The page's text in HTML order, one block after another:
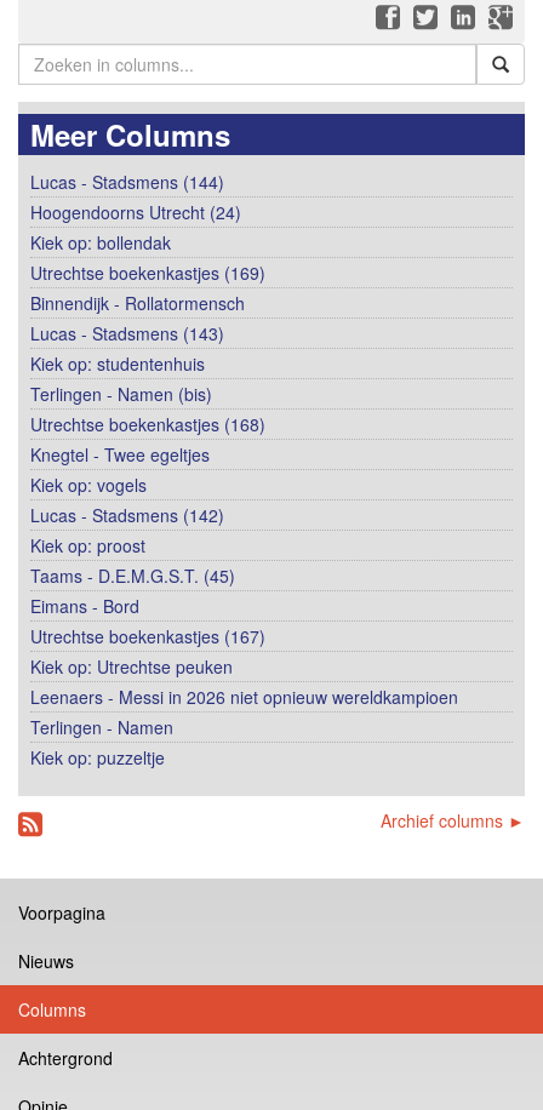
Meer Columns
Lucas - Stadsmens (144)
Hoogendoorns Utrecht (24)
Kiek op: bollendak
Utrechtse boekenkastjes (169)
Binnendijk - Rollatormensch
Lucas - Stadsmens (143)
Kiek op: studentenhuis
Terlingen - Namen (bis)
Utrechtse boekenkastjes (168)
Knegtel - Twee egeltjes
Kiek op: vogels
Lucas - Stadsmens (142)
Kiek op: proost
Taams - D.E.M.G.S.T. (45)
Eimans - Bord
Utrechtse boekenkastjes (167)
Kiek op: Utrechtse peuken
Leenaers - Messi in 2026 niet opnieuw wereldkampioen
Terlingen - Namen
Kiek op: puzzeltje
Archief columns ►
Voorpagina
Nieuws
Columns
Achtergrond